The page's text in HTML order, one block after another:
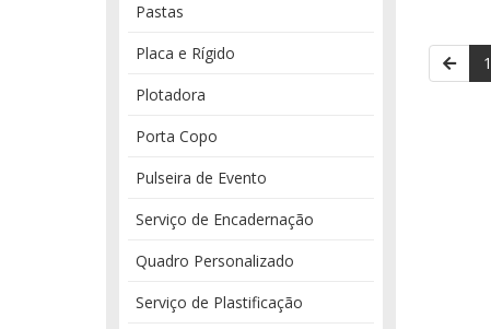
Pastas
Placa e Rígido
Plotadora
Porta Copo
Pulseira de Evento
Serviço de Encadernação
Quadro Personalizado
Serviço de Plastificação
1